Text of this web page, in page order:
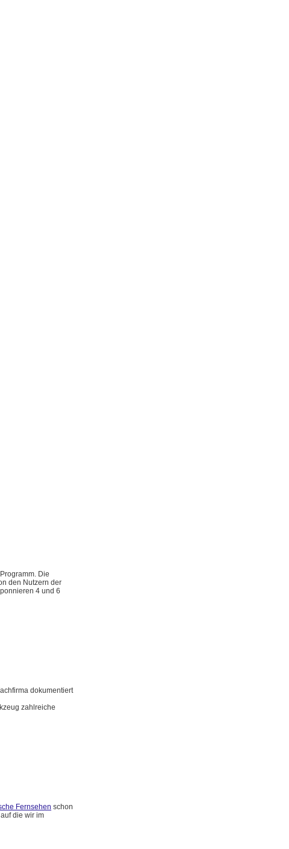
Die
den Nutzern der
4 und 6
dokumentiert
zahlreiche
Fernsehen schon
die wir im